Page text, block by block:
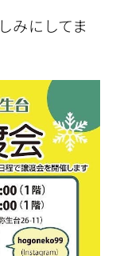
みにしてま